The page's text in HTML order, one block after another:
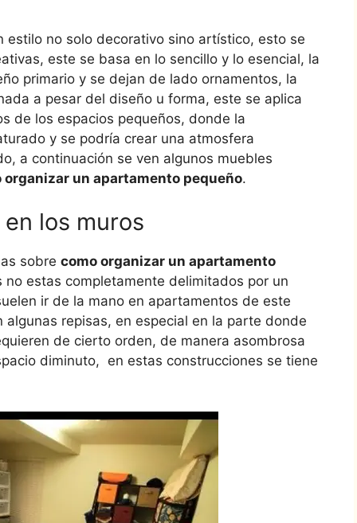
estilo no solo decorativo sino artístico, esto se
este se basa en lo sencillo y lo esencial, la
primario y se dejan de lado ornamentos, la
a pesar del diseño u forma, este se aplica
de los espacios pequeños, donde la
y se podría crear una atmosfera
a continuación se ven algunos muebles
organizar un apartamento pequeño.
los muros
sobre como organizar un apartamento
estas completamente delimitados por un
ir de la mano en apartamentos de este
repisas, en especial en la parte donde
de cierto orden, de manera asombrosa
diminuto, en estas construcciones se tiene